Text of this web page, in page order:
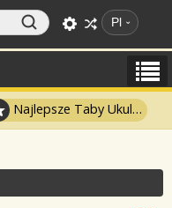
Pl
Najlepsze Taby Ukulele